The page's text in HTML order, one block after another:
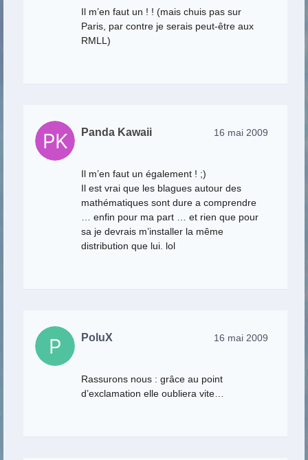
Il m’en faut un ! ! (mais chuis pas sur
Paris, par contre je serais peut-être aux
RMLL)
Panda Kawaii 16 mai 2009
Il m’en faut un également ! ;)
Il est vrai que les blagues autour des
mathématiques sont dure a comprendre
… enfin pour ma part … et rien que pour
sa je devrais m’installer la même
distribution que lui. lol
PoluX 16 mai 2009
Rassurons nous : grâce au point
d’exclamation elle oubliera vite…